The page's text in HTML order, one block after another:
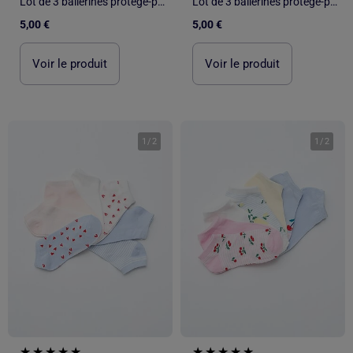
5,00 €
Voir le produit
5,00 €
Voir le produit
1 / 2 1 / 2